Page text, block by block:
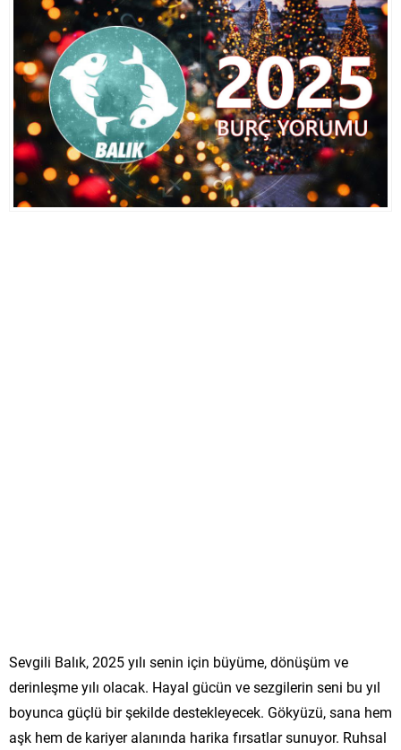
Sevgili Balık, 2025 yılı senin için büyüme, dönüşüm ve
derinleşme yılı olacak. Hayal gücün ve sezgilerin seni bu yıl
boyunca güçlü bir şekilde destekleyecek. Gökyüzü, sana hem
aşk hem de kariyer alanında harika fırsatlar sunuyor. Ruhsal